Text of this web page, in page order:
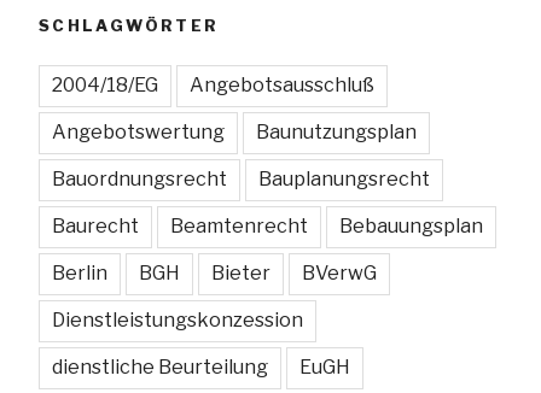
unwirksam“
SCHLAGWÖRTER
2004/18/EG Angebotsausschluß
Angebotswertung Baunutzungsplan
Bauordnungsrecht Bauplanungsrecht
Baurecht Beamtenrecht Bebauungsplan
Berlin BGH Bieter BVerwG
Dienstleistungskonzession
dienstliche Beurteilung EuGH